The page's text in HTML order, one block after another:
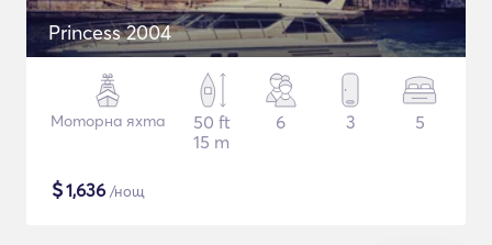
Princess 2004
Моторна яхта
50 ft
15 m
6 3 5
$1,636 /нощ